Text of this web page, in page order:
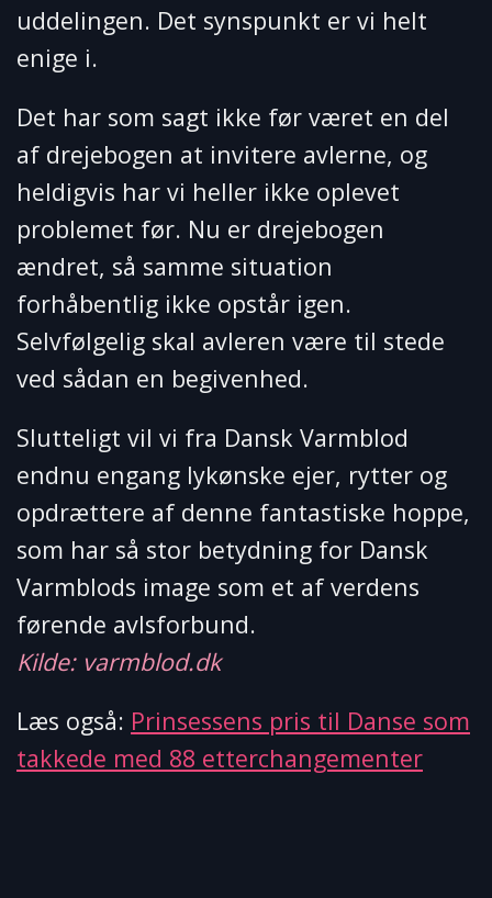
uddelingen. Det synspunkt er vi helt
enige i.
Det har som sagt ikke før været en del
af drejebogen at invitere avlerne, og
heldigvis har vi heller ikke oplevet
problemet før. Nu er drejebogen
ændret, så samme situation
forhåbentlig ikke opstår igen.
Selvfølgelig skal avleren være til stede
ved sådan en begivenhed.
Slutteligt vil vi fra Dansk Varmblod
endnu engang lykønske ejer, rytter og
opdrættere af denne fantastiske hoppe,
som har så stor betydning for Dansk
Varmblods image som et af verdens
førende avlsforbund.
Kilde: varmblod.dk
Læs også: Prinsessens pris til Danse som
takkede med 88 etterchangementer